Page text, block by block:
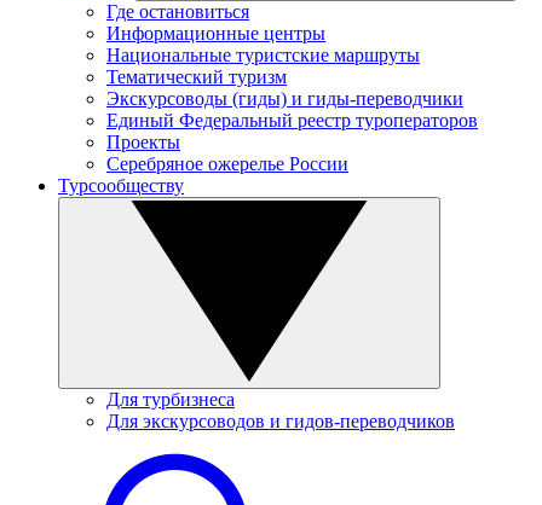
Где остановиться
Информационные центры
Национальные туристские маршруты
Тематический туризм
Экскурсоводы (гиды) и гиды-переводчики
Единый Федеральный реестр туроператоров
Проекты
Серебряное ожерелье России
Турсообществу
Для турбизнеса
Для экскурсоводов и гидов-переводчиков